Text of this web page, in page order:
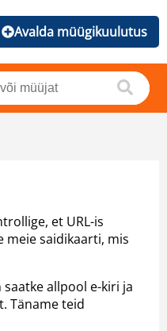
Avalda müügikuulutus
et URL-is
meie saidikaarti, mis
allpool e-kiri ja
Täname teid